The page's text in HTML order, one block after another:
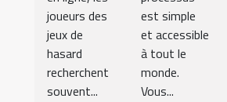
joueurs des
jeux de
hasard
recherchent
souvent...
est simple
et accessible
à tout le
monde.
Vous...